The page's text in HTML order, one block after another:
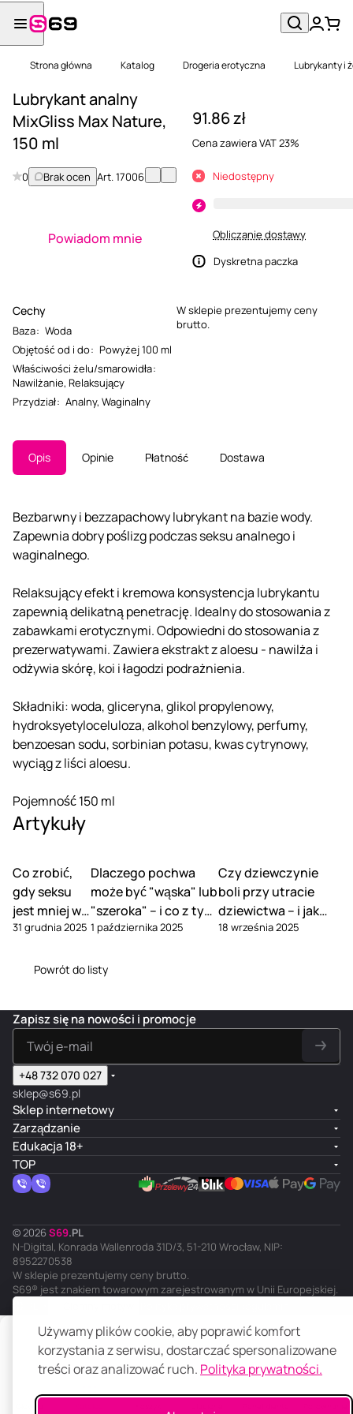
Używamy plików cookie, aby poprawić komfort
korzystania z serwisu, dostarczać spersonalizowane
treści oraz analizować ruch. Polityka prywatności.
Strona główna Katalog Drogeria erotyczna Lubrykanty i
Lubrykant analny
MixGliss Max Nature,
150 ml
0 Brak ocen Art.17006
Powiadom mnie
Cechy
Baza: Woda
Objętość od i do: Powyżej 100 ml
Właściwości żelu/smarowidła:
Nawilżanie, Relaksujący
Przydział: Analny, Waginalny
91.86 zł
Cena zawiera VAT 23%
Niedostępny
Obliczanie dostawy
Dyskretna paczka
W sklepie prezentujemy ceny
brutto.
Opis Opinie Płatność Dostawa
Bezbarwny i bezzapachowy lubrykant na bazie wody.
Zapewnia dobry poślizg podczas seksu analnego i
waginalnego.
Relaksujący efekt i kremowa konsystencja lubrykantu
zapewnią delikatną penetrację. Idealny do stosowania z
zabawkami erotycznymi. Odpowiedni do stosowania z
prezerwatywami. Zawiera ekstrakt z aloesu - nawilża i
odżywia skórę, koi i łagodzi podrażnienia.
Składniki: woda, gliceryna, glikol propylenowy,
hydroksyetyloceluloza, alkohol benzylowy, perfumy,
benzoesan sodu, sorbinian potasu, kwas cytrynowy,
wyciąg z liści aloesu.
Pojemność 150 ml
Artykuły
Co zrobić,
gdy seksu
jest mniej w
związku
31 grudnia 2025
Dlaczego pochwa
może być "wąska" lub
"szeroka" – i co z tym
zrobić
1 października 2025
Czy dziewczynie
boli przy utracie
dziewictwa – i jak
tego uniknąć
18 września 2025
Powrót do listy
Powiadom mnie
Zapisz się na nowości i promocje
+48 732 070 027
sklep@s69.pl
Sklep internetowy
Zarządzanie
Edukacja 18+
TOP
© 2026 S69.PL
N-Digital, Konrada Wallenroda 31D/3, 51-210 Wrocław, NIP:
8952270538
W sklepie prezentujemy ceny brutto.
S69® jest znakiem towarowym zarejestrowanym w Unii Europejskiej.